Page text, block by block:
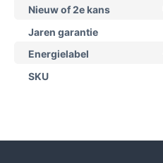
Nieuw of 2e kans
Jaren garantie
Energielabel
SKU